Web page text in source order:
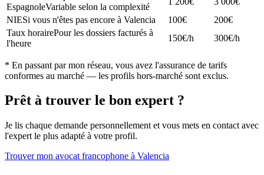
EspagnoleVariable selon la complexité
NIESi vous n'êtes pas encore à Valencia 100€
200€
Taux horairePour les dossiers facturés à
l'heure
150€/h 300€/h
* En passant par mon réseau, vous avez l'assurance de tarifs
conformes au marché — les profils hors-marché sont exclus.
Prêt à trouver le bon expert ?
Je lis chaque demande personnellement et vous mets en contact avec
l'expert le plus adapté à votre profil.
Trouver mon avocat francophone à Valencia